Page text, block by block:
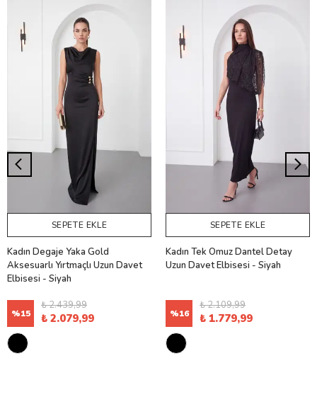
SEPETE EKLE
Kadın Degaje Yaka Gold
Aksesuarlı Yırtmaçlı Uzun Davet
Elbisesi - Siyah
%15
₺ 2.439,99
₺ 2.079,99
SEPETE EKLE
Kadın Tek Omuz Dantel Detay
Uzun Davet Elbisesi - Siyah
%16
₺ 2.109,99
₺ 1.779,99